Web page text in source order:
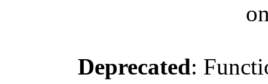
Deprecated: